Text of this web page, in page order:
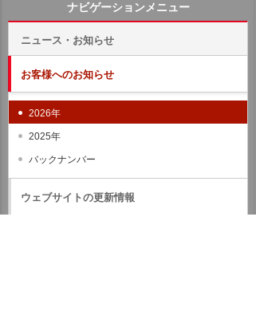
ナビゲーションメニュー
ニュース・お知らせ
お客様へのお知らせ
2026年
2025年
バックナンバー
ウェブサイトの更新情報